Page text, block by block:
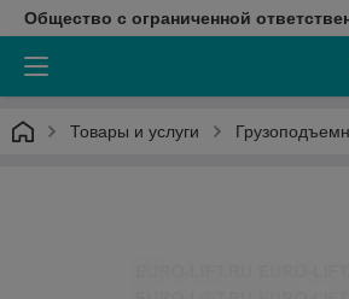
Общество с ограниченной
Товары и услуги